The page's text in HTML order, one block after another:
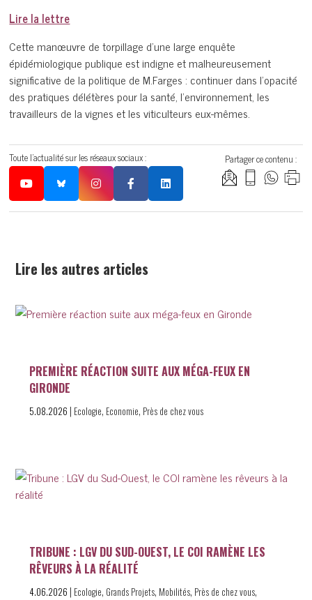
Lire la lettre
Cette manœuvre de torpillage d’une large enquête
épidémiologique publique est indigne et malheureusement
significative de la politique de M.Farges : continuer dans l’opacité
des pratiques délétères pour la santé, l’environnement, les
travailleurs de la vignes et les viticulteurs eux-mêmes.
Partager ce contenu :
Toute l'actualité sur les réseaux sociaux :
Lire les autres articles
PREMIÈRE RÉACTION SUITE AUX MÉGA-FEUX EN
GIRONDE
5.08.2026 | Ecologie, Economie, Près de chez vous
TRIBUNE : LGV DU SUD-OUEST, LE COI RAMÈNE LES
RÊVEURS À LA RÉALITÉ
4.06.2026 | Ecologie, Grands Projets, Mobilités, Près de chez vous,